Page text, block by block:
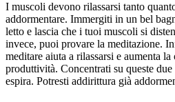
I muscoli devono rilassarsi tanto
addormentare. Immergiti in un bel
letto e lascia che i tuoi muscoli si
invece, puoi provare la meditazione.
meditare aiuta a rilassarsi e aumenta
produttività. Concentrati su queste
espira. Potresti addirittura già